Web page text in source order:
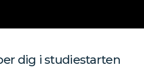
dig i studiestarten